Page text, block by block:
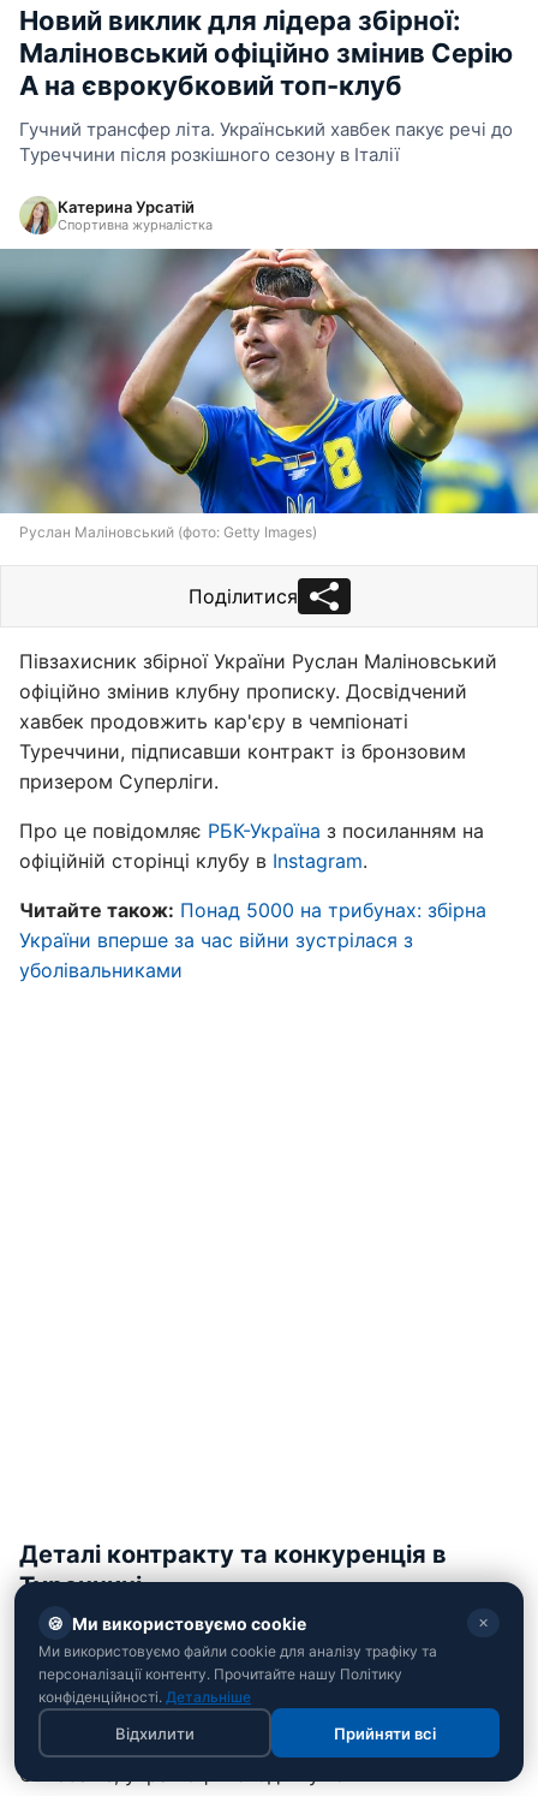
Новий виклик для лідера збірної:
Маліновський офіційно змінив Серію
А на єврокубковий топ-клуб
Гучний трансфер літа. Український хавбек пакує речі до
Туреччини після розкішного сезону в Італії
Катерина Урсатій
Спортивна журналістка
Руслан Маліновський (фото: Getty Images)
Поділитися
Півзахисник збірної України Руслан Маліновський
офіційно змінив клубну прописку. Досвідчений
хавбек продовжить кар'єру в чемпіонаті
Туреччини, підписавши контракт із бронзовим
призером Суперліги.
Про це повідомляє РБК-Україна з посиланням на
офіційній сторінці клубу в Instagram.
Читайте також: Понад 5000 на трибунах: збірна
України вперше за час війни зустрілася з
уболівальниками
Деталі контракту та конкуренція в
Туреччині
До складу турецького гранда Руслан доєднався у
статусі вільного агента, оскільки його угода з
італійським "Дженоа" підійшла до завершення.
За інформацією авторитетного місцевого видання
Gunebakis, українець погодив умови
🍪 Ми використовуємо cookie ✕
Ми використовуємо файли cookie для аналізу трафіку та
персоналізації контенту. Прочитайте нашу Політику
конфіденційності. Детальніше
Відхилити Прийняти всі